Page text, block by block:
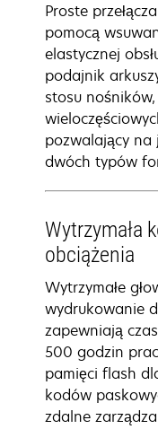
Proste
pomocą
elastycznej
podajnik
stosu
pozwalający na
dwóch typów
Wytrzymała
obciążenia
Wytrzymałe
wydrukowanie
zapewniają
500 godzin
pamięci flash
kodów
zdalne